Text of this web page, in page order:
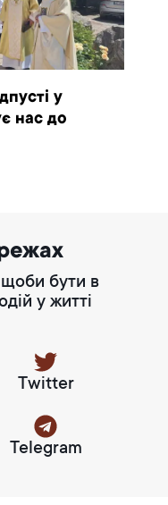
у
нас до
щоби бути в
у житті
Twitter
Telegram